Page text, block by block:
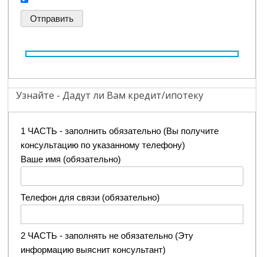
Узнайте - Дадут ли Вам кредит/ипотеку
1 ЧАСТЬ - заполнить обязательно (Вы получите
консультацию по указанному телефону)
Ваше имя (обязательно)
Телефон для связи (обязательно)
2 ЧАСТЬ - заполнять не обязательно (Эту
информацию выяснит консультант)